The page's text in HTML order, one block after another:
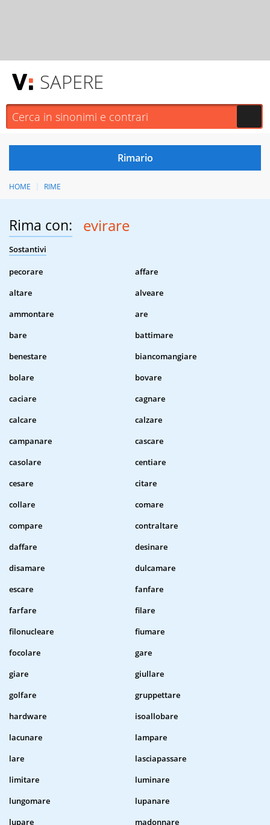
SAPERE
HOME RIME
Rima con: evirare
Sostantivi
pecorare
affare
altare
alveare
ammontare
are
bare
battimare
benestare
biancomangiare
bolare
bovare
caciare
cagnare
calcare
calzare
campanare
cascare
casolare
centiare
cesare
citare
collare
comare
compare
contraltare
daffare
desinare
disamare
dulcamare
escare
fanfare
farfare
filare
filonucleare
fiumare
focolare
gare
giare
giullare
golfare
gruppettare
hardware
isoallobare
lacunare
lampare
lare
lasciapassare
limitare
luminare
lungomare
lupanare
lupare
madonnare